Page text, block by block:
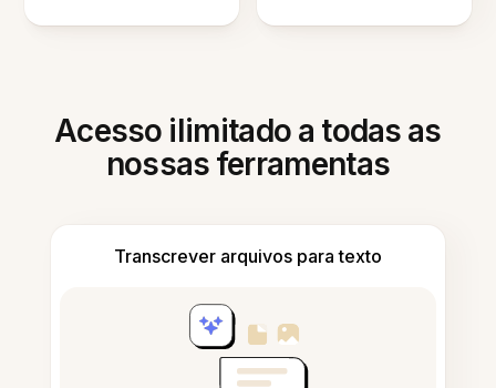
Acesso ilimitado a todas as
nossas ferramentas
Transcrever arquivos para texto